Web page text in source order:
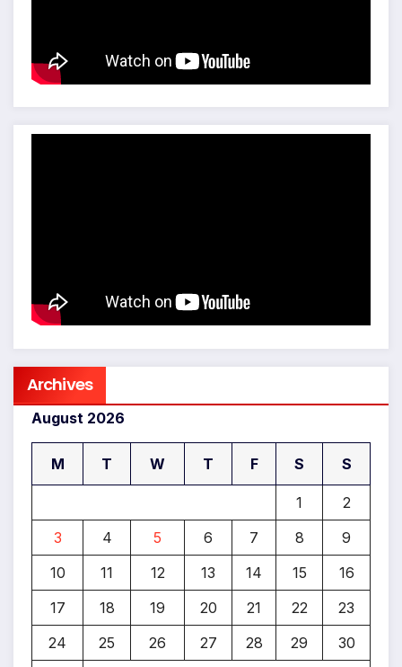
Archives
August 2026
M T W T F S S
1
2
3
4 5 6 7 8
9
10
11 12 13 14 15
16
17
18 19 20 21 22
23
24
25 26 27 28 29
30